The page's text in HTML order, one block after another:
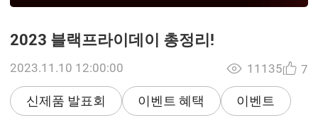
2023 블랙프라이데이 총정리!
2023.11.10 12:00:00
신제품 발표회 이벤트 혜택 이벤트
11135 7